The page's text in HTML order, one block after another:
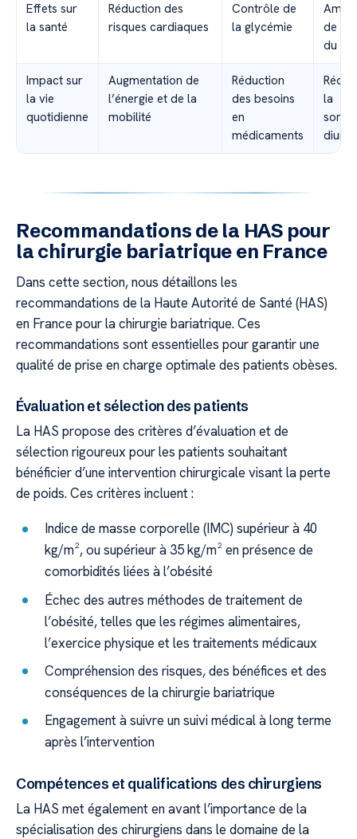
Effets sur
la santé
Réduction des
risques cardiaques
Contrôle de
la glycémie
de la
du
Impact sur
la vie
quotidienne
Augmentation de
l’énergie et de la
mobilité
Réduction
des besoins
en
médicaments
la
diurne
Recommandations de la HAS pour
la chirurgie bariatrique en France
Dans cette section, nous détaillons les
recommandations de la Haute Autorité de Santé (HAS)
en France pour la chirurgie bariatrique. Ces
recommandations sont essentielles pour garantir une
qualité de prise en charge optimale des patients obèses.
Évaluation et sélection des patients
La HAS propose des critères d’évaluation et de
sélection rigoureux pour les patients souhaitant
bénéficier d’une intervention chirurgicale visant la perte
de poids. Ces critères incluent :
Indice de masse corporelle (IMC) supérieur à 40
kg/m², ou supérieur à 35 kg/m² en présence de
comorbidités liées à l’obésité
Échec des autres méthodes de traitement de
l’obésité, telles que les régimes alimentaires,
l’exercice physique et les traitements médicaux
Compréhension des risques, des bénéfices et des
conséquences de la chirurgie bariatrique
Engagement à suivre un suivi médical à long terme
après l’intervention
Compétences et qualifications des chirurgiens
La HAS met également en avant l’importance de la
spécialisation des chirurgiens dans le domaine de la